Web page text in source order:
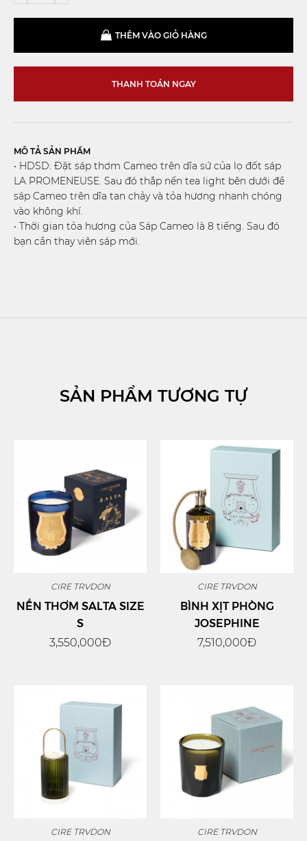
THÊM VÀO GIỎ HÀNG
THANH TOÁN NGAY
MÔ TẢ SẢN PHẨM
• HDSD: Đặt sáp thơm Cameo trên dĩa sứ của lọ đốt sáp
LA PROMENEUSE. Sau đó thắp nến tea light bên dưới để
sáp Cameo trên dĩa tan chảy và tỏa hương nhanh chóng
vào không khí.
• Thời gian tỏa hương của Sáp Cameo là 8 tiếng. Sau đó
bạn cần thay viên sáp mới.
SẢN PHẨM TƯƠNG TỰ
CIRE TRVDON
NẾN THƠM SALTA SIZE
S
3,550,000Đ
CIRE TRVDON
BÌNH XỊT PHÒNG
JOSEPHINE
7,510,000Đ
CIRE TRVDON CIRE TRVDON